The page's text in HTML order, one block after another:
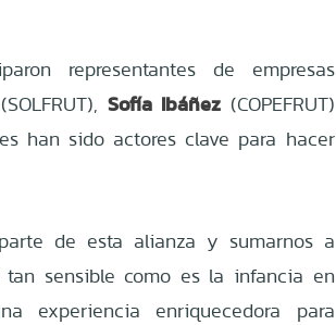
representantes de empresas
Sofía Ibáñez (COPEFRUT)
han sido actores clave para hacer
de esta alianza y sumarnos a
sensible como es la infancia en
experiencia enriquecedora para